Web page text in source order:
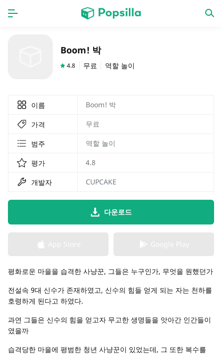
Boom! 박
4.8 무료 역할 놀이
이름 Boom! 박
가격 무료
범주 역할 놀이
평가 4.8
개발자 CUPCAKE
다운로드
평화로운 마을을 습격한 사냥꾼, 그들은 누구인가, 무엇을 원했던가
전설속 9대 신수가 존재하였고, 신수의 힘들 얻게 되는 자는 천하를
호령하게 된다고 하였다.
과연 그들은 신수의 힘을 얻고자 무고한 생명들을 앗아간 인간들이
였을까
습격당한 마을에 평범한 청년 사냥꾼이 있었는데, 그 또한 복수를